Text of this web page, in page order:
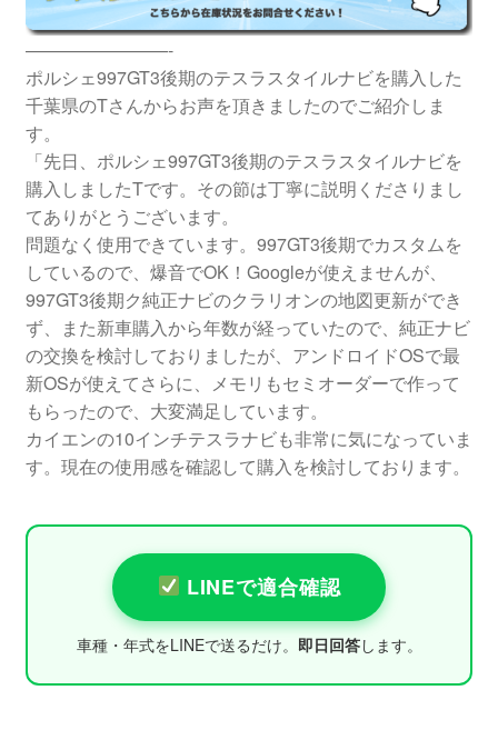
————————-
ポルシェ997GT3後期のテスラスタイルナビを購入した
千葉県のTさんからお声を頂きましたのでご紹介しま
す。
「先日、ポルシェ997GT3後期のテスラスタイルナビを
購入しましたTです。その節は丁寧に説明くださりまし
てありがとうございます。
問題なく使用できています。997GT3後期でカスタムを
しているので、爆音でOK！Googleが使えませんが、
997GT3後期ク純正ナビのクラリオンの地図更新ができ
ず、また新車購入から年数が経っていたので、純正ナビ
の交換を検討しておりましたが、アンドロイドOSで最
新OSが使えてさらに、メモリもセミオーダーで作って
もらったので、大変満足しています。
カイエンの10インチテスラナビも非常に気になっていま
す。 現在の使用感を確認して購入を検討しております。
LINEで適合確認
車種・年式をLINEで送るだけ。 即日回答します。